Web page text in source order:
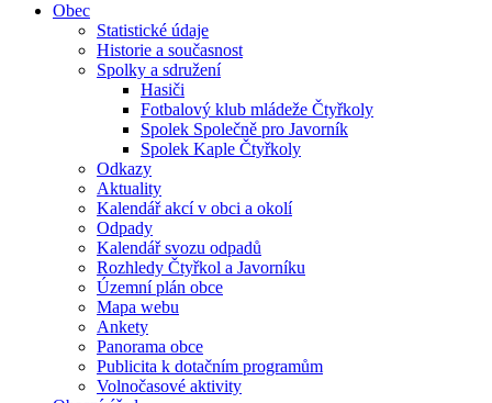
Obec
Statistické údaje
Historie a současnost
Spolky a sdružení
Hasiči
Fotbalový klub mládeže Čtyřkoly
Spolek Společně pro Javorník
Spolek Kaple Čtyřkoly
Odkazy
Aktuality
Kalendář akcí v obci a okolí
Odpady
Kalendář svozu odpadů
Rozhledy Čtyřkol a Javorníku
Územní plán obce
Mapa webu
Ankety
Panorama obce
Publicita k dotačním programům
Volnočasové aktivity